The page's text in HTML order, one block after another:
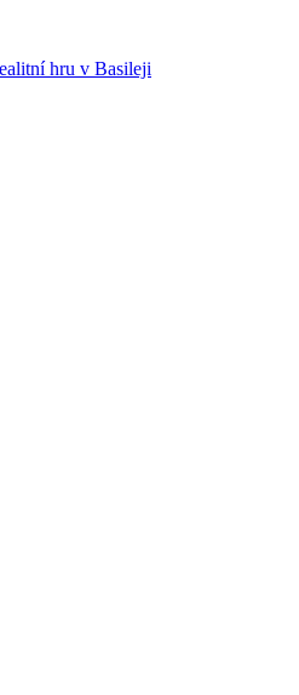
hru v Basileji